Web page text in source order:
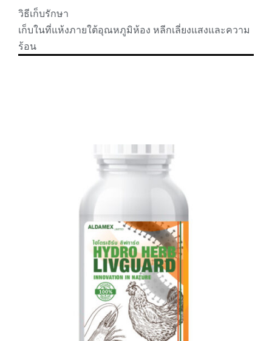
วิธีเก็บรักษา
เก็บในที่แห้งภายใต้อุณหภูมิห้อง หลีกเลี่ยงแสงและความ
ร้อน